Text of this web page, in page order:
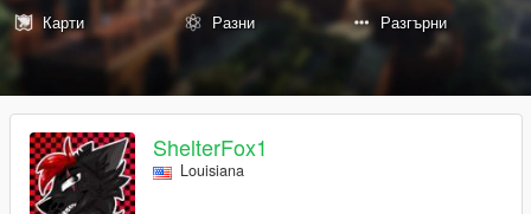
Карти
Разни Разгърни
ShelterFox1
Louisiana